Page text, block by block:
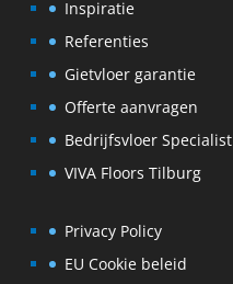
Inspiratie
Referenties
Gietvloer garantie
Offerte aanvragen
Bedrijfsvloer Specialist
VIVA Floors Tilburg
Privacy Policy
EU Cookie beleid